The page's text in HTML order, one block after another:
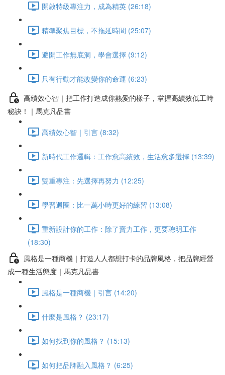
開啟特級專注力，成為精英 (26:18)
精準聚焦目標，不拖延時間 (25:07)
避開工作無底洞，學會選擇 (9:12)
只有行動才能改變你的命運 (6:23)
高績效心智｜把工作打造成你熱愛的樣子，掌握高績效低工時
秘訣！｜馬克凡品書
高績效心智｜引言 (8:32)
新時代工作邏輯：工作愈高績效，生活愈多選擇 (13:39)
雙重專注：先選擇再努力 (12:25)
學習迴圈：比一萬小時更好的練習 (13:08)
重新設計你的工作：除了賣力工作，更要聰明工作
(18:30)
風格是一種商機｜打造人人都想打卡的品牌風格，把品牌經營
成一種生活態度｜馬克凡品書
風格是一種商機｜引言 (14:20)
什麼是風格？ (23:17)
如何找到你的風格？ (15:13)
如何把品牌融入風格？ (6:25)